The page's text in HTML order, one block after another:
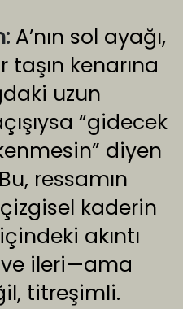
A’nın sol ayağı,
kenarına
uzun
“gidecek
diyen
Bu, ressamın
kaderin
akıntı
ileri—ama
titreşimli.